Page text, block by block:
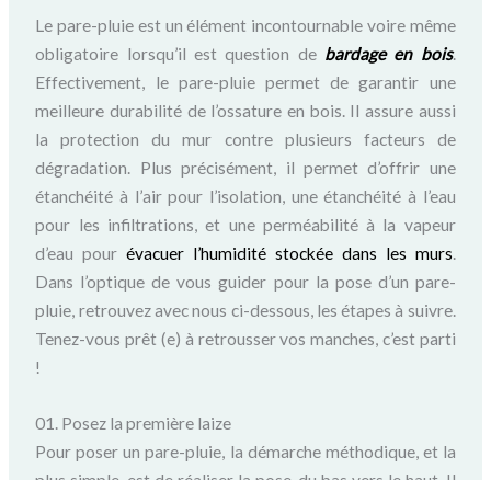
Le pare-pluie est un élément incontournable voire même
obligatoire lorsqu’il est question de bardage en bois.
Effectivement, le pare-pluie permet de garantir une
meilleure durabilité de l’ossature en bois. Il assure aussi
la protection du mur contre plusieurs facteurs de
dégradation. Plus précisément, il permet d’offrir une
étanchéité à l’air pour l’isolation, une étanchéité à l’eau
pour les infiltrations, et une perméabilité à la vapeur
d’eau pourévacuer l’humidité stockée dans les murs.
Dans l’optique de vous guider pour la pose d’un pare-
pluie, retrouvez avec nous ci-dessous, les étapes à suivre.
Tenez-vous prêt (e) à retrousser vos manches, c’est parti
!
01. Posez la première laize
Pour poser un pare-pluie, la démarche méthodique, et la